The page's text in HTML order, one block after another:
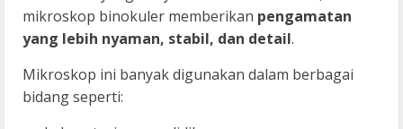
mikroskop binokuler memberikan pengamatan
yang lebih nyaman, stabil, dan detail.
Mikroskop ini banyak digunakan dalam berbagai
bidang seperti: